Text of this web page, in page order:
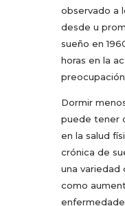
observado a
desde u
sueño en
horas en la
Dormir
puede tener
en la salud
crónica de
una variedad
como